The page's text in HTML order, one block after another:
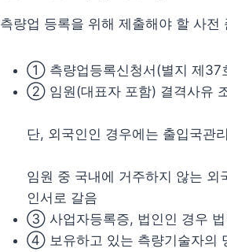
측량업 등록을 위해 제출해야 할 사전
① 측량업등록신청서(별지 제37
② 임원(대표자 포함) 결격사유
단, 외국인인 경우에는 출입국관
임원 중 국내에 거주하지 않는
인서로 갈음
③ 사업자등록증, 법인인 경우 법
④ 보유하고 있는 측량기술자의